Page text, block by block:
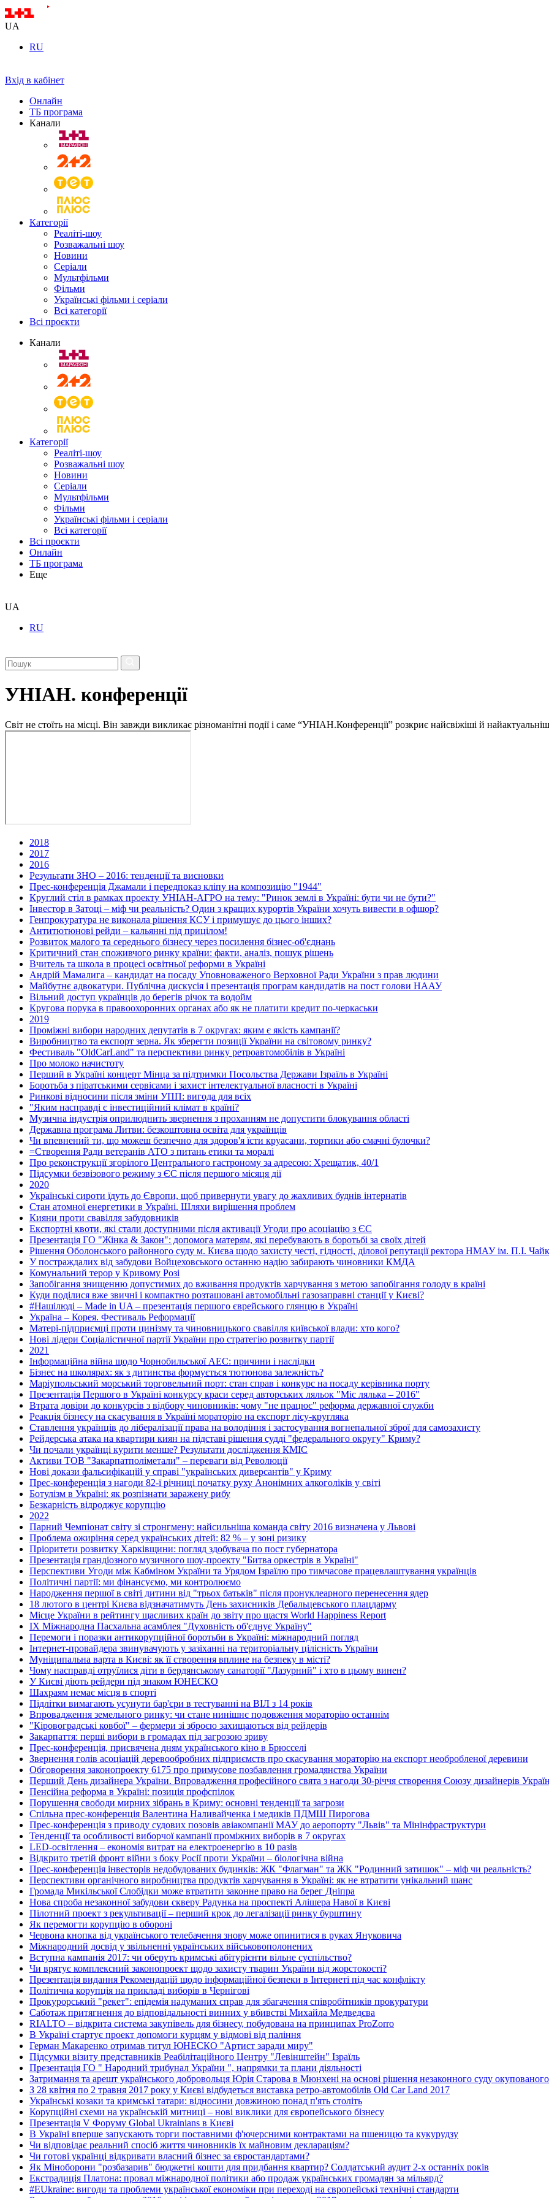
UA
RU
Вхід в кабінет
Онлайн
ТБ програма
Канали
Категорії
Реаліті-шоу
Розважальні шоу
Новини
Серіали
Мультфільми
Фільми
Українські фільми і серіали
Всі категорії
Всі проєкти
Канали
Категорії
Реаліті-шоу
Розважальні шоу
Новини
Серіали
Мультфільми
Фільми
Українські фільми і серіали
Всі категорії
Всі проєкти
Онлайн
ТБ програма
Еще
UA
RU
УНІАН. конференції
Світ не стоїть на місці. Він завжди викликає різноманітні події і саме “УНІАН.Конференції” розкриє найсвіжіші й
2018
2017
2016
Результати ЗНО – 2016: тенденції та висновки
Прес-конференція Джамали і передпоказ кліпу на композицію "1944"
Круглий стіл в рамках проекту УНІАН-АГРО на тему: "Ринок землі в Україні: бути чи не бути?"
Інвестор в Затоці – міф чи реальність? Один з кращих курортів України хочуть вивести в офшор?
Генпрокуратура не виконала рішення КСУ і примушує до цього інших?
Антитютюнові рейди – кальянні під прицілом!
Розвиток малого та середнього бізнесу через посилення бізнес-об'єднань
Критичний стан споживчого ринку країни: факти, аналіз, пошук рішень
Вчитель та школа в процесі освітньої реформи в Україні
Андрій Мамалига – кандидат на посаду Уповноваженого Верховної Ради України з прав людини
Майбутнє адвокатури. Публічна дискусія і презентація програм кандидатів на пост голови НААУ
Вільний доступ українців до берегів річок та водойм
Кругова порука в правоохоронних органах або як не платити кредит по-черкаськи
2019
Проміжні вибори народних депутатів в 7 округах: яким є якість кампанії?
Виробництво та експорт зерна. Як зберегти позиції України на світовому ринку?
Фестиваль "OldCarLand" та перспективи ринку ретроавтомобілів в Україні
Про молоко начистоту
Перший в Україні концерт Мінца за підтримки Посольства Держави Ізраїль в Україні
Боротьба з піратськими сервісами і захист інтелектуальної власності в Україні
Ринкові відносини після зміни УПП: вигода для всіх
"Яким насправді є інвестиційний клімат в країні?
Музична індустрія оприлюднить звернення з проханням не допустити блокування області
Державна програма Литви: безкоштовна освіта для українців
Чи впевнений ти, що можеш безпечно для здоров'я їсти круасани, тортики або смачні булочки?
=Створення Ради ветеранів АТО з питань етики та моралі
Про реконструкції згорілого Центрального гастроному за адресою: Хрещатик, 40/1
Підсумки безвізового режиму з ЄС після першого місяця дії
2020
Українські сироти їдуть до Європи, щоб привернути увагу до жахливих буднів інтернатів
Стан атомної енергетики в Україні. Шляхи вирішення проблем
Кияни проти свавілля забудовників
Експортні квоти, які стали доступними після активації Угоди про асоціацію з ЄС
Презентація ГО "Жінка & Закон": допомога матерям, які перебувають в боротьбі за своїх дітей
Рішення Оболонського районного суду м. Києва щодо захисту честі, гідності, ділової репутації ректора НМАУ ім. П.І.
У постраждалих від забудови Войцеховського останню надію забирають чиновники КМДА
Комунальний терор у Кривому Розі
Запобігання знищенню допустимих до вживання продуктів харчування з метою запобігання голоду в країні
Куди поділися вже звичні і компактно розташовані автомобільні газозаправні станції у Києві?
#Нашілюді – Made in UA – презентація першого єврейського глянцю в Україні
Україна – Корея. Фестиваль Реформації
Матері-підприємці проти цинізму та чиновницького свавілля київської влади: хто кого?
Нові лідери Соціалістичної партії України про стратегію розвитку партії
2021
Інформаційна війна щодо Чорнобильської АЕС: причини і наслідки
Бізнес на школярах: як з дитинства формується тютюнова залежність?
Маріупольський морський торговельний порт: стан справ і конкурс на посаду керівника порту
Презентація Першого в Україні конкурсу краси серед авторських ляльок "Міс лялька – 2016"
Втрата довіри до конкурсів з відбору чиновників: чому "не працює" реформа державної служби
Реакція бізнесу на скасування в Україні мораторію на експорт лісу-кругляка
Ставлення українців до лібералізації права на володіння і застосування вогнепальної зброї для самозахисту
Рейдерська атака на квартири киян на підставі рішення судді "федерального округу" Криму?
Чи почали українці курити менше? Результати дослідження КМІС
Активи ТОВ "Закарпатполіметали" – переваги від Революції
Нові докази фальсифікацій у справі "українських диверсантів" у Криму
Прес-конференція з нагоди 82-ї річниці початку руху Анонімних алкоголіків у світі
Ботулізм в Україні: як розпізнати заражену рибу
Безкарність відроджує корупцію
2022
Парний Чемпіонат світу зі стронгмену: найсильніша команда світу 2016 визначена у Львові
Проблема ожиріння серед українських дітей: 82 % – у зоні ризику
Пріоритети розвитку Харківщини: погляд здобувача по пост губернатора
Презентація грандіозного музичного шоу-проекту "Битва оркестрів в Україні"
Перспективи Угоди між Кабміном України та Урядом Ізраїлю про тимчасове працевлаштування українців
Політичні партії: ми фінансуємо, ми контролюємо
Народження першої в світі дитини від "трьох батьків" після пронуклеарного перенесення ядер
18 лютого в центрі Києва відзначатимуть День захисників Дебальцевського плацдарму
Місце України в рейтингу щасливих країн до звіту про щастя World Happiness Report
ІХ Міжнародна Пасхальна асамблея "Духовність об'єднує Україну"
Перемоги і поразки антикорупційної боротьби в Україні: міжнародний погляд
Інтернет-провайдера звинувачують у зазіханні на територіальну цілісність України
Муніципальна варта в Києві: як її створення вплине на безпеку в місті?
Чому насправді отруїлися діти в бердянському санаторії "Лазурний" і хто в цьому винен?
У Києві діють рейдери під знаком ЮНЕСКО
Шахраям немає місця в спорті
Підлітки вимагають усунути бар'єри в тестуванні на ВІЛ з 14 років
Впровадження земельного ринку: чи стане нинішнє подовження мораторію останнім
"Кіровоградські ковбої" – фермери зі зброєю захищаються від рейдерів
Закарпаття: перші вибори в громадах під загрозою зриву
Прес-конференція, присвячена дням українського кіно в Брюсселі
Звернення голів асоціацій деревообробних підприємств про скасування мораторію на експорт необробленої деревини
Обговорення законопроекту 6175 про примусове позбавлення громадянства України
Перший День дизайнера України. Впровадження професійного свята з нагоди 30-річчя створення Союзу дизайнерів
Пенсійна реформа в Україні: позиція профспілок
Порушення свободи мирних зібрань в Криму: основні тенденції та загрози
Спільна прес-конференція Валентина Наливайченка і медиків ПДМШ Пирогова
Прес-конференція з приводу судових позовів авіакомпанії МАУ до аеропорту "Львів" та Мінінфраструктури
Тенденції та особливості виборчої кампанії проміжних виборів в 7 округах
LED-освітлення – економія витрат на електроенергію в 10 разів
Відкрито третій фронт війни з боку Росії проти України – біологічна війна
Прес-конференція інвесторів недобудованих будинків: ЖК "Флагман" та ЖК "Родинний затишок" – міф чи реальність?
Перспективи органічного виробництва продуктів харчування в Україні: як не втратити унікальний шанс
Громада Микільської Слобідки може втратити законне право на берег Дніпра
Нова спроба незаконної забудови скверу Радунка на проспекті Алішера Навої в Києві
Пілотний проект з рекультивації – перший крок до легалізації ринку бурштину
Як перемогти корупцію в обороні
Червона кнопка від українського телебачення знову може опинитися в руках Януковича
Міжнародний досвід у звільненні українських військовополонених
Вступна кампанія 2017: чи оберуть кримські абітурієнти вільне суспільство?
Чи врятує комплексний законопроект щодо захисту тварин України від жорстокості?
Презентація видання Рекомендацій щодо інформаційної безпеки в Інтернеті під час конфлікту
Політична корупція на прикладі виборів в Чернігові
Прокурорський "рекет": епідемія надуманих справ для збагачення співробітників прокуратури
Саботаж притягнення до відповідальності винних у вбивстві Михайла Медведєва
RIALTO – відкрита система закупівель для бізнесу, побудована на принципах ProZorro
В Україні стартує проект допомоги курцям у відмові від паління
Герман Макаренко отримав титул ЮНЕСКО "Артист заради миру"
Підсумки візиту представників Реабілітаційного Центру "Левінштейн" Ізраїль
Презентація ГО " Народний трибунал України ", напрямки та плани діяльності
Затримання та арешт українського добровольця Юрія Старова в Мюнхені на основі рішення незаконного суду
З 28 квітня по 2 травня 2017 року у Києві відбудеться виставка ретро-автомобілів Old Car Land 2017
Українські козаки та кримські татари: відносини довжиною понад п'ять століть
Корупційні схеми на українській митниці – нові виклики для європейського бізнесу
Презентація V Форуму Global Ukrainians в Києві
В Україні вперше запускають торги поставними ф'ючерсними контрактами на пшеницю та кукурудзу
Чи відповідає реальний спосіб життя чиновників їх майновим деклараціям?
Чи готові українці відкривати власний бізнес за євростандартами?
Як Міноборони "розбазарив" бюджетні кошти для придбання квартир? Солдатський аудит 2-х останніх років
Екстрадиція Платона: провал міжнародної політики або продаж українських громадян за мільярд?
#EUkraine: вигоди та проблеми української економіки при переході на європейські технічні стандарти